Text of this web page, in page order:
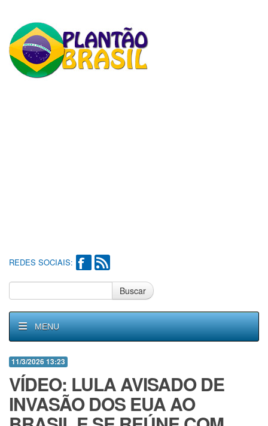
REDES SOCIAIS:
Buscar
MENU
11/3/2026 13:23
VÍDEO: LULA AVISADO DE
INVASÃO DOS EUA AO